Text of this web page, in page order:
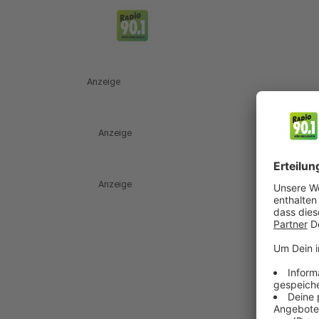
Anzeige
Anzeige
Anzeige